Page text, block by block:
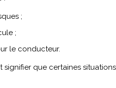
;
;
le conducteur.
que certaines